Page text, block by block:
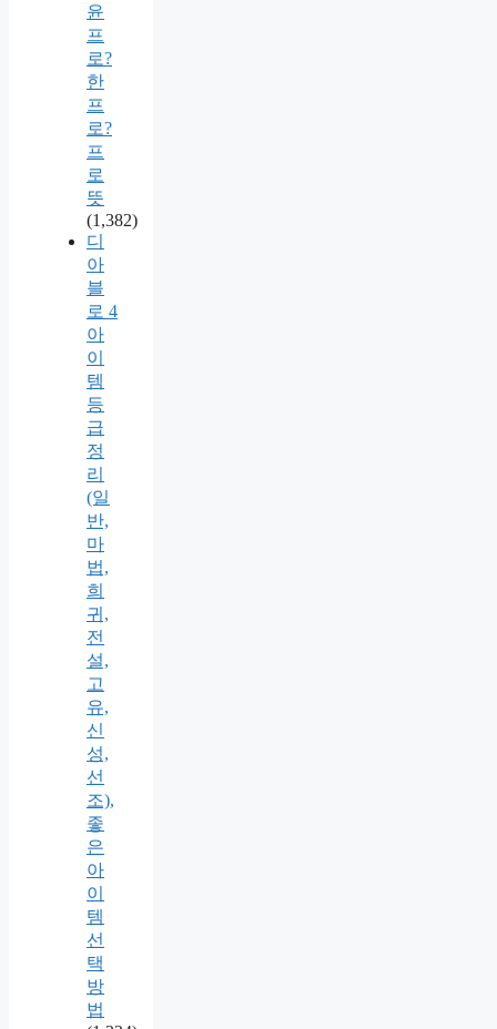
윤
프
로?
한
프
로?
프
로
뜻
(1,382)
디
아
블
로 4
아
이
템
등
급
정
리
(일
반,
마
법,
희
귀,
전
설,
고
유,
신
성,
선
조),
좋
은
아
이
템
선
택
방
법